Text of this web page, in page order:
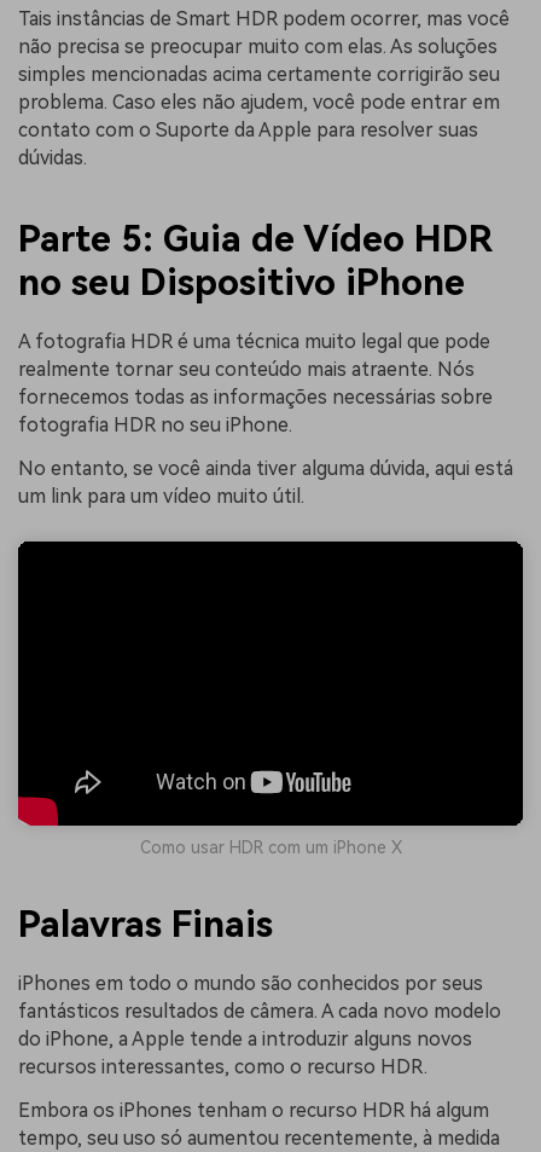
Tais instâncias de Smart HDR podem ocorrer, mas você
não precisa se preocupar muito com elas. As soluções
simples mencionadas acima certamente corrigirão seu
problema. Caso eles não ajudem, você pode entrar em
contato com o Suporte da Apple para resolver suas
dúvidas.
Parte 5: Guia de Vídeo HDR
no seu Dispositivo iPhone
A fotografia HDR é uma técnica muito legal que pode
realmente tornar seu conteúdo mais atraente. Nós
fornecemos todas as informações necessárias sobre
fotografia HDR no seu iPhone.
No entanto, se você ainda tiver alguma dúvida, aqui está
um link para um vídeo muito útil.
Como usar HDR com um iPhone X
Palavras Finais
iPhones em todo o mundo são conhecidos por seus
fantásticos resultados de câmera. A cada novo modelo
do iPhone, a Apple tende a introduzir alguns novos
recursos interessantes, como o recurso HDR.
Embora os iPhones tenham o recurso HDR há algum
tempo, seu uso só aumentou recentemente, à medida